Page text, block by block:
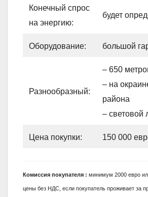
Конечный спрос
на энергию:
будет
Оборудование: большой
Разнообразный:
– 650
– на
района
– световой
Цена покупки: 150 000
Комиссия покупателя : минимум 2000 евро
цены без НДС, если покупатель проживает за